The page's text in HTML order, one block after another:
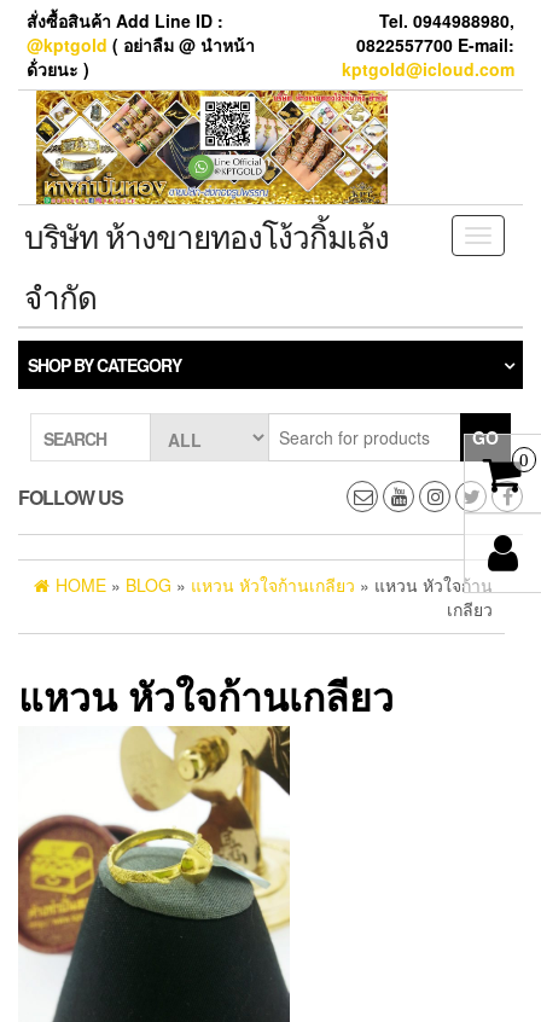
Skip
content
สั่งซื้อสินค้า Add Line ID :
@kptgold ( อย่าลืม @ นำหน้า
ด้่วยนะ )
Tel. 0944988980,
0822557700 E-mail:
kptgold@icloud.com
Toggle
บริษัท ห้างขายทองโง้วกิ้มเล้ง
จำกัด
SHOP BY CATEGORY
SEARCH GO
FOLLOW US
HOME » BLOG » แหวน หัวใจก้านเกลียว » แหวน หัวใจก้าน
เกลียว
แหวน หัวใจก้านเกลียว
0